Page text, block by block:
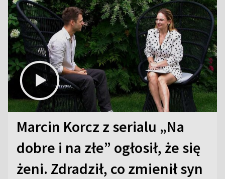
Marcin Korcz z serialu „Na
dobre i na złe” ogłosił, że się
żeni. Zdradził, co zmienił syn